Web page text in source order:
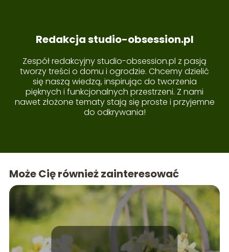
Redakcja studio-obsession.pl
Zespół redakcyjny studio-obsession.pl z pasją
tworzy treści o domu i ogrodzie. Chcemy dzielić
się naszą wiedzą, inspirując do tworzenia
pięknych i funkcjonalnych przestrzeni. Z nami
nawet złożone tematy stają się proste i przyjemne
do odkrywania!
Może Cię również zainteresować